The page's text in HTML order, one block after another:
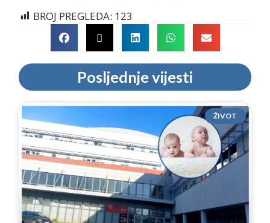
BROJ PREGLEDA: 123
Posljednje vijesti
ŽIVOT